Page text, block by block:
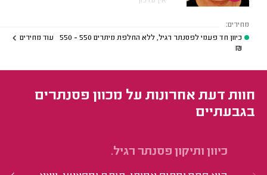
מחירים:
כיוון חד פעמי לפסנתר רגיל, ללא החלפת מיתרים 550 - 550
₪
עוד מחירים
חוות דעת אחרונות על מכוון פסנתרים
בגבעתיים
כיוון ותיקון פסנתר רגיל.